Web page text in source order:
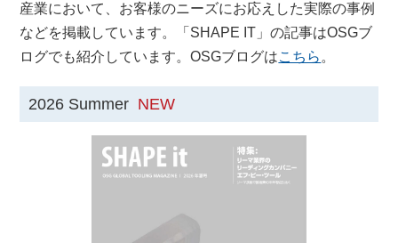
産業において、お客様のニーズにお応えした実際の事例
などを掲載しています。「SHAPE IT」の記事はOSGブ
ログでも紹介しています。OSGブログはこちら 。
2026 Summer NEW